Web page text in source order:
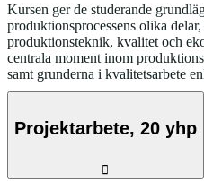
Kursen ger de studerande
produktionsprocessens olika
produktionsteknik, kvalitet och
centrala moment inom
samt grunderna i kvalitetsarbete
Projektarbete, 20 yhp